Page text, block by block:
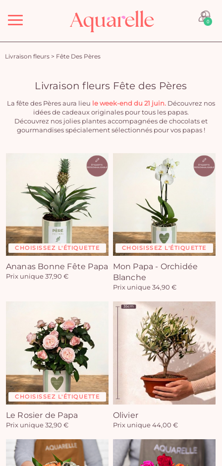
Menu 0
Livraison fleurs > Fête Des Pères
Livraison fleurs Fête des Pères
La fête des Pères aura lieu le week-end du 21 juin. Découvrez nos
idées de cadeaux originales pour tous les papas.
Découvrez nos jolies plantes accompagnées de chocolats et
gourmandises spécialement sélectionnés pour vos papas !
CHOISISSEZ L'ÉTIQUETTE
Ananas Bonne Fête Papa
Prix unique 37,90 €
CHOISISSEZ L'ÉTIQUETTE
Mon Papa - Orchidée
Blanche
Prix unique 34,90 €
CHOISISSEZ L'ÉTIQUETTE
Le Rosier de Papa
Prix unique 32,90 €
Olivier
Prix unique 44,00 €